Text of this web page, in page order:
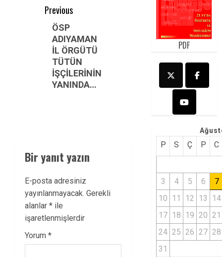
Post
navigation
Previous
Previous
post:
ÖSP
ADIYAMAN
İL ÖRGÜTÜ
TÜTÜN
İŞÇİLERİNİN
YANINDA…
Bir yanıt yazın
E-posta adresiniz
yayınlanmayacak. Gerekli
alanlar * ile
işaretlenmişlerdir
Yorum *
PDF
P S Ç P C
3 4 5 6
7
10 11 12 13
14
17 18 19 20 21
24 25 26 27 28
31